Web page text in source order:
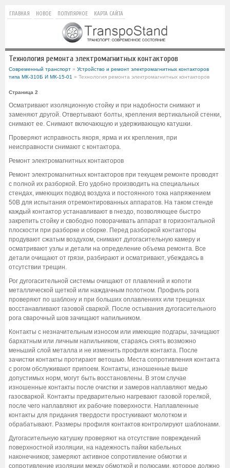
ГЛАВНАЯ НОВОЕ ПОПУЛЯРНОЕ КАРТА САЙТА
Технология ремонта электромагнитных контакторов
Современный транспорт » Устройство и ремонт электромагнитных контакторов
типа МК-310Б И МК-15-01 » Технология ремонта электромагнитных контакторов
Страница 2
Осматривают изоляционную стойку и при надобности снимают и
заменяют другой. Отвертывают болты, крепления вертикальной стенки,
снимают ее. Снимают включающую и удерживающую катушки.
Проверяют исправность якоря, ярма и их крепления, при
неисправности снимают с контактора.
Ремонт электромагнитных контакторов
Ремонт электромагнитных контакторов при текущем ремонте проводят
с полной их разборкой. Его удобно производить на специальных
стендах, имеющих подвод воздуха и постоянного тока напряжением
50В для испытания отремонтированных аппаратов. На таком стенде
каждый контактор устанавливают в гнездо, позволяющее быстро
закрепить стойку и свободно поворачивать аппарат в горизонтальной
плоскости при разборке и сборке. Перед разборкой контакторы
продувают сжатым воздухом, снимают дугогасительную камеру и
осматривают узлы и детали на определение объема ремонта. Все
детали очищают от грязи, разбирают и осматривают, убеждаясь в
отсутствии трещин.
Рог дугогасительной системы очищают от плавлений и копоти
металлической щеткой или наждачным полотном. Профиль рога
проверяют по шаблону и при больших оплавлениях или трещинах
восстанавливают газовой сваркой. После остывания дугогасительного
рога сварочный шов зачищают напильником.
Контакты с незначительным износом или имеющие подгары, зачищают
бархатным или личным напильником, стараясь снять возможно
меньший слой металла и не изменить профиля контакта. После
зачистки контакты протирают ветошью. Места сопротивления контакта
с рогом обслуживают припоем. Контакты, изношенные выше
допустимых норм, могут быть восстановлены. В этом случае
изношенные контакты после очистки и замеров наплавляют медью
газосваркой. Контакты предварительно нагревают газовой горелкой,
после чего наплавляют их рабочие поверхности. Наплавленные
контакты для придания твердости простукивают молотком и
обрабатывают. Размеры профиля контактов контролируют шаблонами.
Дугогасительную катушку проверяют на отсутствие повреждений
поверхностной изоляции, на надежность пайки кабельных
наконечников; замеряют активное сопротивление обмотки и
сопротивление изоляции между обмоткой и полюсами, которое должно